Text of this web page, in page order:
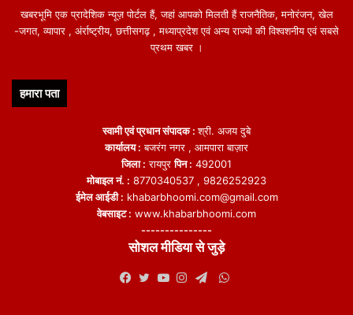
खबरभूमि एक प्रादेशिक न्यूज़ पोर्टल हैं, जहां आपको मिलती हैं राजनैतिक, मनोरंजन, खेल
-जगत, व्यापार , अंर्राष्ट्रीय, छत्तीसगढ़ , मध्याप्रदेश एवं अन्य राज्यो की विश्वशनीय एवं सबसे
प्रथम खबर ।
हमारा पता
स्वामी एवं प्रधान संपादक :श्री. अजय दुबे
कार्यालय : बजरंग नगर , आमपारा बाज़ार
जिला : रायपुरपिन : 492001
मोबाइल नं. : 8770340537 , 9826252923
ईमेल आईडी : khabarbhoomi.com@gmail.com
वेबसाइट : www.khabarbhoomi.com
---------------
सोशल मीडिया से जुड़े
WhatsApp